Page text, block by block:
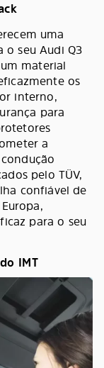
uma
o seu Audi Q3
material
os
interno,
para
a
pelo TÜV,
confiável de
para o seu
IMT